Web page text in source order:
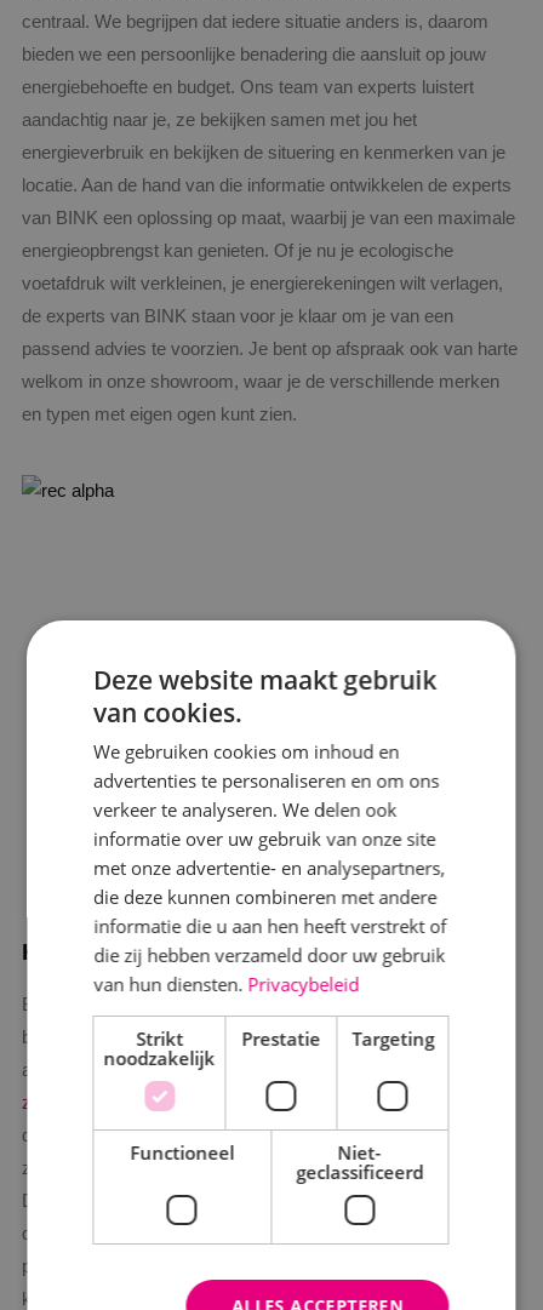
centraal. We begrijpen dat iedere situatie anders is, daarom
bieden we een persoonlijke benadering die aansluit op jouw
energiebehoefte en budget. Ons team van experts luistert
aandachtig naar je, ze bekijken samen met jou het
energieverbruik en bekijken de situering en kenmerken van je
locatie. Aan de hand van die informatie ontwikkelen de experts
van BINK een oplossing op maat, waarbij je van een maximale
energieopbrengst kan genieten. Of je nu je ecologische
voetafdruk wilt verkleinen, je energierekeningen wilt verlagen,
de experts van BINK staan voor je klaar om je van een
passend advies te voorzien. Je bent op afspraak ook van harte
welkom in onze showroom, waar je de verschillende merken
en typen met eigen ogen kunt zien.
Kies voor kwaliteit
Bij BINK vinden we de kwaliteit van zonnepanelen voor
bedrijven erg belangrijk. We hebben met uiterste zorg de
allerbeste materialen uitgekozen, waaronder de
zonnepanelen
omvormers batterijen
. Ons betrokken team
dat uitsluitend bestaat uit vakmensen zorgt voor een
zorgvuldige installatie die voldoet aan de hoogste normen.
Doordat we enkel werken met de beste producten en onze
deskundige installatie, garanderen we niet alleen optimale
prestaties, maar ook duurzaamheid op de lange termijn. Je
kunt erop vertrouwen dat de producten die we aanbieden niet
Deze website maakt gebruik
van cookies.
We gebruiken cookies om inhoud en
advertenties te personaliseren en om ons
verkeer te analyseren. We delen ook
informatie over uw gebruik van onze site
met onze advertentie- en analysepartners,
die deze kunnen combineren met andere
informatie die u aan hen heeft verstrekt of
die zij hebben verzameld door uw gebruik
van hun diensten. Privacybeleid
Strikt
noodzakelijk
Prestatie Targeting
Functioneel
Niet-
geclassificeerd